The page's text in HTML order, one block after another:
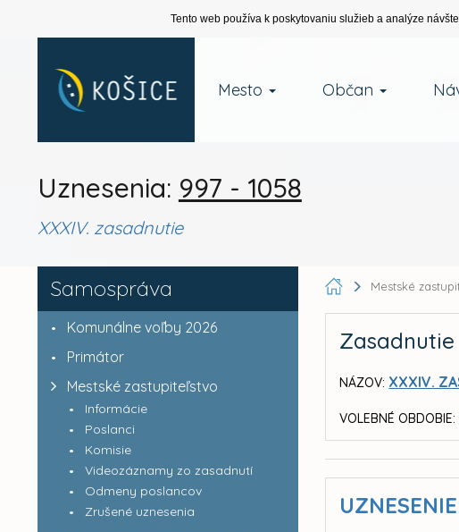
Tento web používa k poskytovaniu služieb a analýze
Mesto Občan
Uznesenia: 997 - 1058
XXXIV. zasadnutie
Samospráva
Komunálne voľby 2026
Primátor
Mestské zastupiteľstvo
Informácie
Poslanci
Komisie
Videozáznamy zo zasadnutí
Odmeny poslancov
Zrušené uznesenia
Mestské
Zasadnutie
NÁZOV: XXXIV.
VOLEBNÉ OBDOBIE: